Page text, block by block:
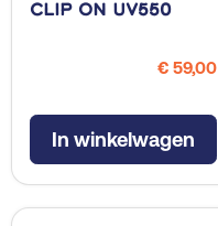
Clip On UV550
€ 59,00
In winkelwagen